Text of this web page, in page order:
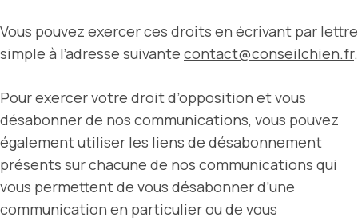
Vous pouvez exercer ces droits en écrivant par lettre
simple à l’adresse suivante contact@conseilchien.fr.
Pour exercer votre droit d’opposition et vous
désabonner de nos communications, vous pouvez
également utiliser les liens de désabonnement
présents sur chacune de nos communications qui
vous permettent de vous désabonner d’une
communication en particulier ou de vous